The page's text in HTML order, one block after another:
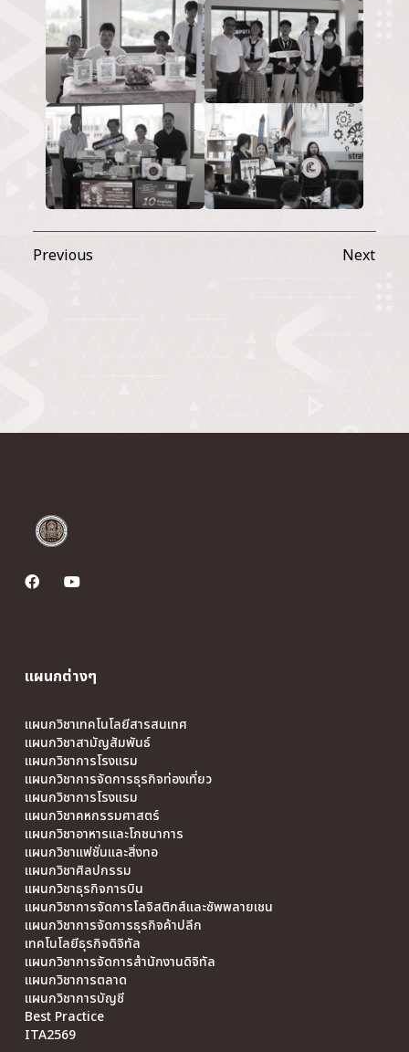
Previous Next
แผนกต่างๆ
แผนกวิชาเทคโนโลยีสารสนเทศ
แผนกวิชาสามัญสัมพันธ์
แผนกวิชาการโรงแรม
แผนกวิชาการจัดการธุรกิจท่องเที่ยว
แผนกวิชาการโรงแรม
แผนกวิชาคหกรรมศาสตร์
แผนกวิชาอาหารและโภชนาการ
แผนกวิชาแฟชั่นและสิ่งทอ
แผนกวิชาศิลปกรรม
แผนกวิชาธุรกิจการบิน
แผนกวิชาการจัดการโลจิสติกส์และซัพพลายเชน
แผนกวิชาการจัดการธุรกิจค้าปลีก
เทคโนโลยีธุรกิจดิจิทัล
แผนกวิชาการจัดการสำนักงานดิจิทัล
แผนกวิชาการตลาด
แผนกวิชาการบัญชี
Best Practice
ITA2569